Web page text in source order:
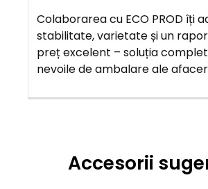
Colaborarea cu ECO PROD îți
stabilitate, varietate și un
preț excelent – soluția
nevoile de ambalare ale
Accesorii